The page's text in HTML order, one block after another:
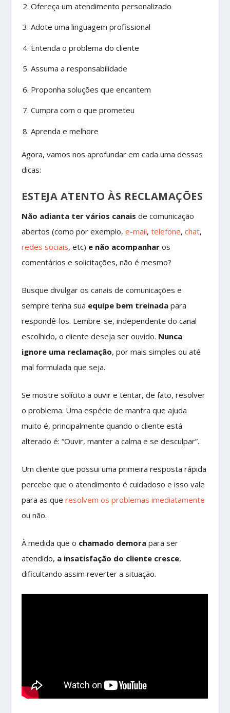
Ofereça um atendimento personalizado
Adote uma linguagem profissional
Entenda o problema do cliente
Assuma a responsabilidade
Proponha soluções que encantem
Cumpra com o que prometeu
Aprenda e melhore
Agora, vamos nos aprofundar em cada uma dessas
dicas:
ESTEJA ATENTO ÀS RECLAMAÇÕES
Não adianta ter vários canais de comunicação
abertos (como por exemplo,e-mail,telefone,chat,
redes sociais, etc) e não acompanhar os
comentários e solicitações, não é mesmo?
Busque divulgar os canais de comunicações e
sempre tenha sua equipe bem treinada para
respondê-los. Lembre-se, independente do canal
escolhido, o cliente deseja ser ouvido. Nunca
ignore uma reclamação, por mais simples ou até
mal formulada que seja.
Se mostre solícito a ouvir e tentar, de fato, resolver
o problema. Uma espécie de mantra que ajuda
muito é, principalmente quando o cliente está
alterado é: “Ouvir, manter a calma e se desculpar”.
Um cliente que possui uma primeira resposta rápida
percebe que o atendimento é cuidadoso e isso vale
para as queresolvem os problemas imediatamente
ou não.
À medida que o chamado demora para ser
atendido, a insatisfação do cliente cresce,
dificultando assim reverter a situação.